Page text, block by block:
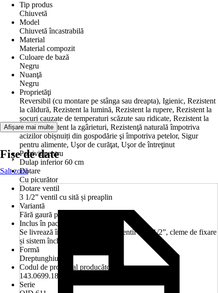
Tip produs
Chiuvetă
Model
Chiuvetă încastrabilă
Material
Material compozit
Culoare de bază
Negru
Nuanţă
Negru
Proprietăţi
Reversibil (cu montare pe stânga sau dreapta), Igienic, Rezistent
la căldură, Rezistent la lumină, Rezistent la rupere, Rezistent la
șocuri cauzate de temperaturi scăzute sau ridicate, Rezistent la
uzură, Rezistent la zgârieturi, Rezistenţă naturală împotriva
acizilor obișnuiți din gospodărie şi împotriva petelor, Sigur
pentru alimente, Uşor de curăţat, Uşor de întreţinut
Potrivit pentru
Dulap inferior 60 cm
Dotare
Cu picurător
Dotare ventil
3 1/2” ventil cu sită și preaplin
Variantă
Fără gaură pentru robinet
Inclus în pachetul livrat
Se livrează în cutie de carton cu ventil de 3 1/2”, cleme de fixare
și sistem închidere ventil.
Formă
Dreptunghiular
Codul de produs al producătorului
143.0699.182
Serie
Afișare mai multe
Fișe de date
Salt zonă